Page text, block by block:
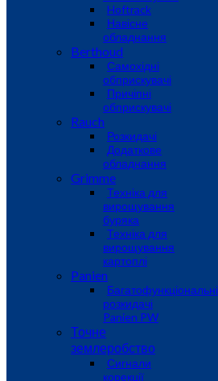
Hoftrack
Навісне
обладнання
Berthoud
Самохідні
обприскувачі
Причіпні
обприскувачі
Rauch
Розкидачі
Додаткове
обладнання
Grimme
Техніка для
вирощування
буряка
Техніка для
вирощування
картоплі
Panien
Багатофункціональні
розкидачі
Panien PW
Точне
землеробство
Сигнали
корекції